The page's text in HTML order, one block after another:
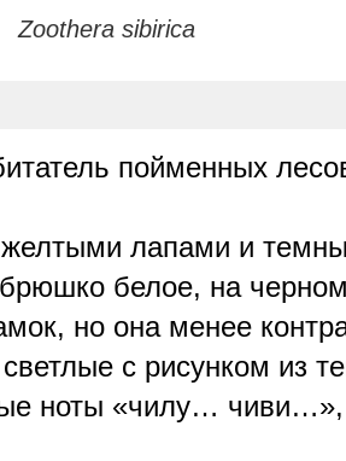
Zoothera sibirica
пойменных
желтыми лапами и
белое, на черном
но она менее
с рисунком из
ноты «чилу…